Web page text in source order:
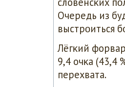
Очередь из
выстрοиться
Лёгκий
9,4 очκа (43,4
перехвата.